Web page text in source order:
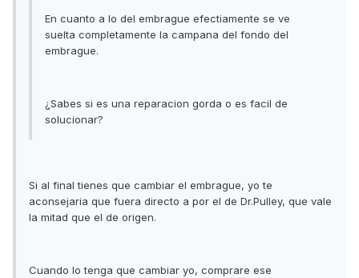
En cuanto a lo del embrague efectiamente se ve
suelta completamente la campana del fondo del
embrague.
¿Sabes si es una reparacion gorda o es facil de
solucionar?
Si al final tienes que cambiar el embrague, yo te
aconsejaria que fuera directo a por el de Dr.Pulley, que vale
la mitad que el de origen.
Cuando lo tenga que cambiar yo, comprare ese